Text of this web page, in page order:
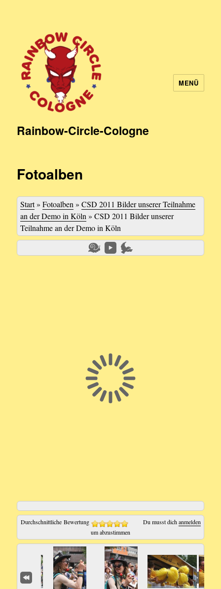
Rainbow-Circle-Cologne
MENÜ
Fotoalben
Start»Fotoalben »CSD 2011 Bilder unserer Teilnahme
an der Demo in Köln »CSD 2011 Bilder unserer
Teilnahme an der Demo in Köln
Durchschnittliche Bewertung Du musst dichanmelden
um abzustimmen